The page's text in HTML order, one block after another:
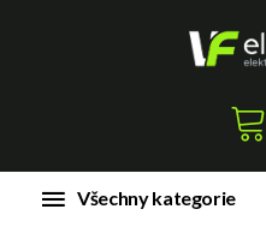
Všechny kategorie